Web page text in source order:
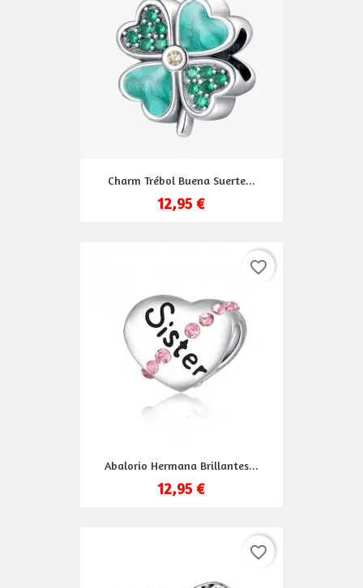
Charm Trébol Buena Suerte...
12,95 €
Abalorio Hermana Brillantes...
12,95 €
favorite_border
favorite_border